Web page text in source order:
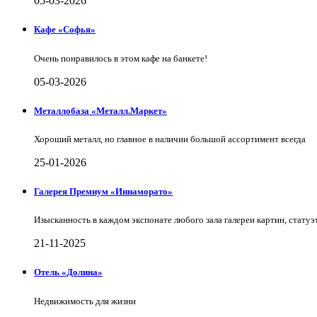
Кафе «Софья»
Очень понравилось в этом кафе на банкете!
05-03-2026
Металлобаза «Металл.Маркет»
Хороший металл, но главное в наличии большой ассортимент всегда
25-01-2026
Галерея Премиум «Иннаморато»
Изысканность в каждом экспонате любого зала галереи картин,
21-11-2025
Отель «Долина»
Недвижимость для жизни